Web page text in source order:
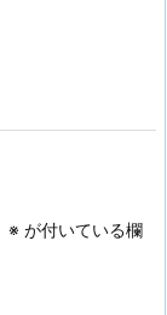
※ が付いている欄